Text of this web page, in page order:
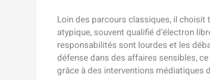
Loin des parcours classiques, il
atypique, souvent qualifié d’électron
responsabilités sont lourdes et les
défense dans des affaires sensibles,
grâce à des interventions médiatiques